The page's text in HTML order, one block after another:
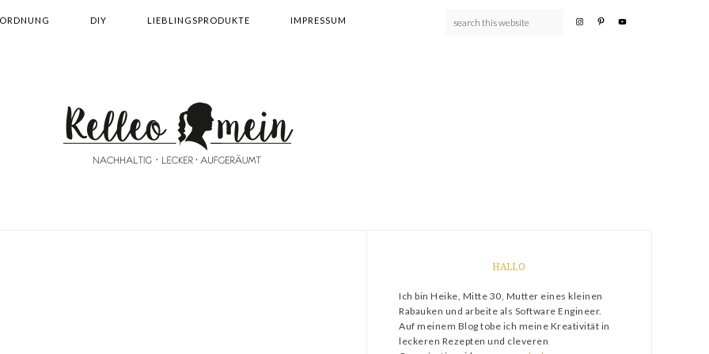
ORDNUNG DIY LIEBLINGSPRODUKTE IMPRESSUM
HALLO
Ich bin Heike, Mitte 30, Mutter eines kleinen
Rabauken und arbeite als Software Engineer.
Auf meinem Blog tobe ich meine Kreativität in
leckeren Rezepten und cleveren